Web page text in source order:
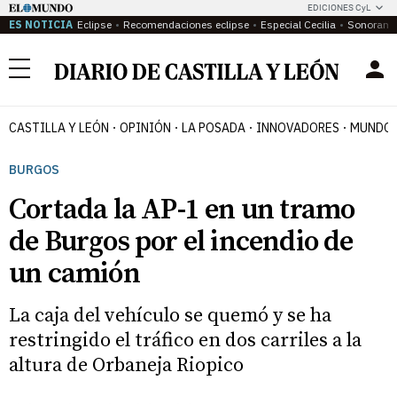
EDICIONES CyL
ES NOTICIA Eclipse Recomendaciones eclipse Especial Cecilia
Menú
CASTILLA Y LEÓN OPINIÓN LA POSADA INNOVADORES MUNDO
BURGOS
Cortada la AP-1 en un tramo
de Burgos por el incendio de
un camión
La caja del vehículo se quemó y se ha
restringido el tráfico en dos carriles a la
altura de Orbaneja Riopico